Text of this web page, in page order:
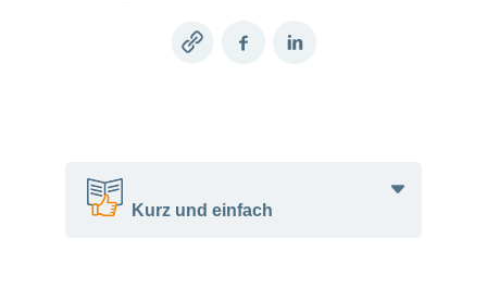
Vorteile
Copy
FacebookLinkedIn
Kurz und einfach